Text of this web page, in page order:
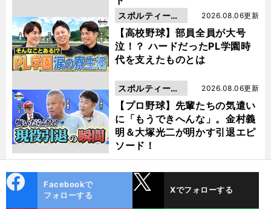
【高校野球】部員全員が大号
泣！？ ハードだったPL学園時
代を支えたものとは
2026.08.06更新
スポルティーバ
動画
【プロ野球】先輩たちの気遣い
に「もうできへんな」。金村義
明＆大塚光二が明かす引退エピ
ソード！
2026.08.06更新
スポルティーバ
動画
ok
Facebookで
フォローする
Xでフォローする